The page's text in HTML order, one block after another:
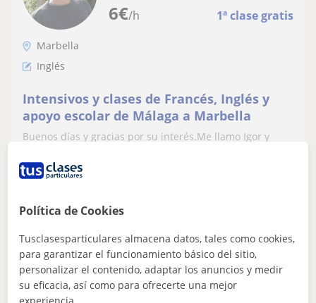
6€/h 1ª clase gratis
Marbella
Inglés
Intensivos y clases de Francés, Inglés y
apoyo escolar de Málaga a Marbella
Buenos días y gracias por su interés.Me llamo Igor y
soy profesor licenciado nativ...
Joanna
Política de Cookies
Tusclasesparticulares almacena datos, tales como cookies,
para garantizar el funcionamiento básico del sitio,
personalizar el contenido, adaptar los anuncios y medir
su eficacia, así como para ofrecerte una mejor
experiencia.